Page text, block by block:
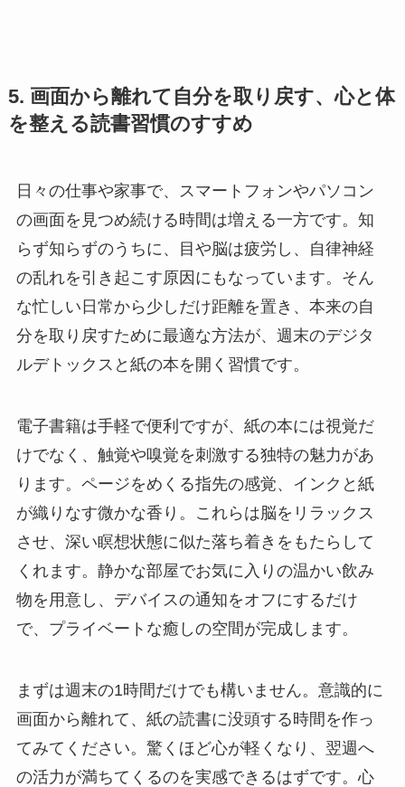
5. 画面から離れて自分を取り戻す、心と体
を整える読書習慣のすすめ
日々の仕事や家事で、スマートフォンやパソコン
の画面を見つめ続ける時間は増える一方です。知
らず知らずのうちに、目や脳は疲労し、自律神経
の乱れを引き起こす原因にもなっています。そん
な忙しい日常から少しだけ距離を置き、本来の自
分を取り戻すために最適な方法が、週末のデジタ
ルデトックスと紙の本を開く習慣です。
電子書籍は手軽で便利ですが、紙の本には視覚だ
けでなく、触覚や嗅覚を刺激する独特の魅力があ
ります。ページをめくる指先の感覚、インクと紙
が織りなす微かな香り。これらは脳をリラックス
させ、深い瞑想状態に似た落ち着きをもたらして
くれます。静かな部屋でお気に入りの温かい飲み
物を用意し、デバイスの通知をオフにするだけ
で、プライベートな癒しの空間が完成します。
まずは週末の1時間だけでも構いません。意識的に
画面から離れて、紙の読書に没頭する時間を作っ
てみてください。驚くほど心が軽くなり、翌週へ
の活力が満ちてくるのを実感できるはずです。心